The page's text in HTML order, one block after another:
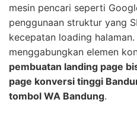
mesin pencari seperti
penggunaan struktur yang
kecepatan loading halaman.
menggabungkan elemen
pembuatan landing page
page konversi tinggi
tombol WA Bandung.